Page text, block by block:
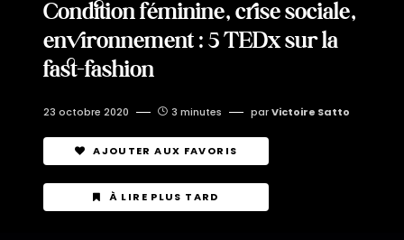
Condition féminine, crise sociale,
environnement : 5 TEDx sur la
fast-fashion
23 octobre 2020 3 minutes parVictoire Satto
AJOUTER AUX FAVORIS
À LIRE PLUS TARD